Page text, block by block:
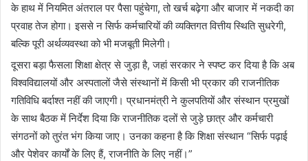
के हाथ में नियमित अंतराल पर पैसा पहुंचेगा, तो खर्च बढ़ेगा और बाजार में नकदी का
प्रवाह तेज होगा। इससे न सिर्फ कर्मचारियों की व्यक्तिगत वित्तीय स्थिति सुधरेगी,
बल्कि पूरी अर्थव्यवस्था को भी मजबूती मिलेगी।
दूसरा बड़ा फैसला शिक्षा क्षेत्र से जुड़ा है, जहां सरकार ने स्पष्ट कर दिया है कि अब
विश्वविद्यालयों और अस्पतालों जैसे संस्थानों में किसी भी प्रकार की राजनीतिक
गतिविधि बर्दाश्त नहीं की जाएगी। प्रधानमंत्री ने कुलपतियों और संस्थान प्रमुखों
के साथ बैठक में निर्देश दिया कि राजनीतिक दलों से जुड़े छात्र और कर्मचारी
संगठनों को तुरंत भंग किया जाए। उनका कहना है कि शिक्षा संस्थान “सिर्फ पढ़ाई
और पेशेवर कार्यों के लिए हैं, राजनीति के लिए नहीं।”